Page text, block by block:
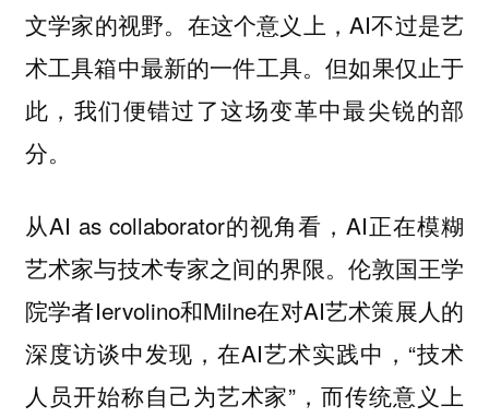
文学家的视野。在这个意义上，AI不过是艺
术工具箱中最新的一件工具。但如果仅止于
此，我们便错过了这场变革中最尖锐的部
分。
从AI as collaborator的视角看，AI正在模糊
艺术家与技术专家之间的界限。伦敦国王学
院学者Iervolino和Milne在对AI艺术策展人的
深度访谈中发现，在AI艺术实践中，“技术
人员开始称自己为艺术家”，而传统意义上